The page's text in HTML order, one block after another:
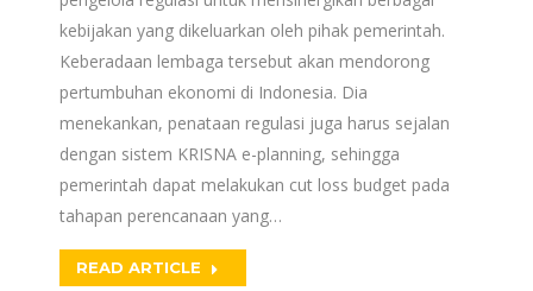
kebijakan yang dikeluarkan oleh pihak pemerintah.
Keberadaan lembaga tersebut akan mendorong
pertumbuhan ekonomi di Indonesia. Dia
menekankan, penataan regulasi juga harus sejalan
dengan sistem KRISNA e-planning, sehingga
pemerintah dapat melakukan cut loss budget pada
tahapan perencanaan yang…
READ ARTICLE